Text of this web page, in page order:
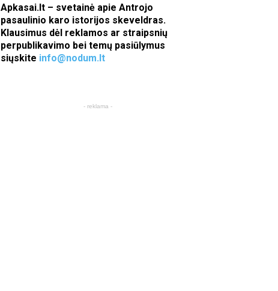
Apkasai.lt – svetainė apie Antrojo
pasaulinio karo istorijos skeveldras.
Klausimus dėl reklamos ar straipsnių
perpublikavimo bei temų pasiūlymus
siųskite info@nodum.lt
- reklama -